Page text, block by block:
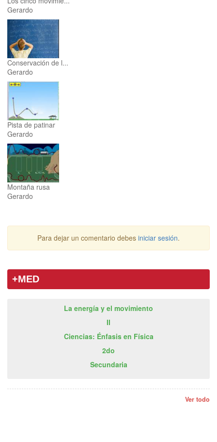
Gerardo
Conservación de l...
Gerardo
Pista de patinar
Gerardo
Montaña rusa
Gerardo
Para dejar un comentario debes iniciar sesión.
+MED
La energía y el movimiento
II
Ciencias: Énfasis en Física
2do
Secundaria
Ver todo